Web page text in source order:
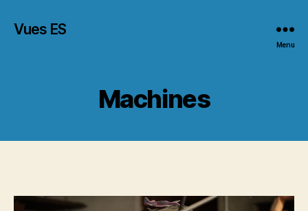
Vues ES
Menu
Machines